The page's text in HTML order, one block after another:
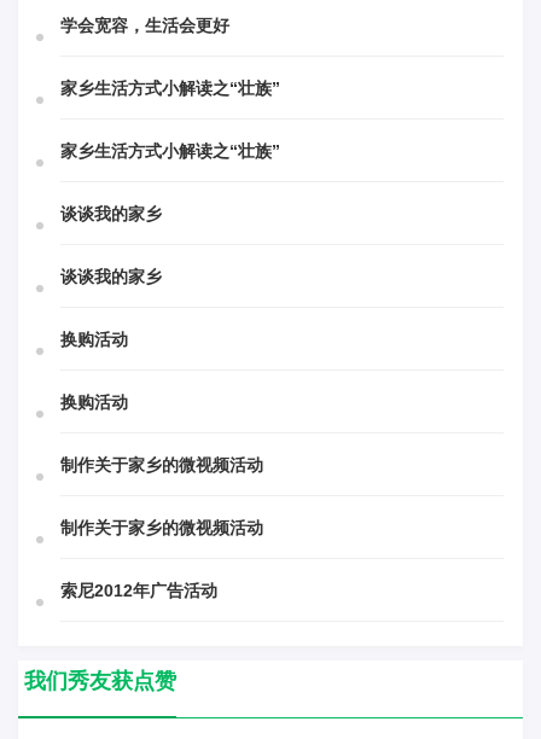
学会宽容，生活会更好
家乡生活方式小解读之“壮族”
家乡生活方式小解读之“壮族”
谈谈我的家乡
谈谈我的家乡
换购活动
换购活动
制作关于家乡的微视频活动
制作关于家乡的微视频活动
索尼2012年广告活动
我们秀友获点赞